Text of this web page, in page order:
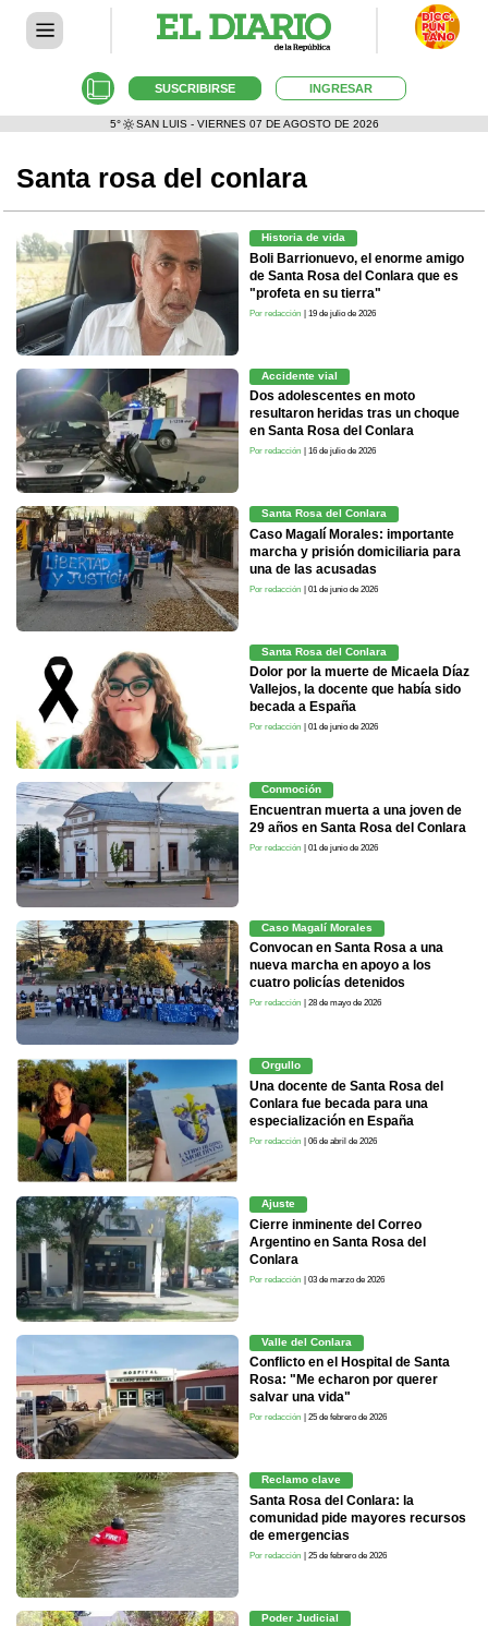
SUSCRIBIRSE INGRESAR
5° SAN LUIS - VIERNES 07 DE AGOSTO DE 2026
Santa rosa del conlara
Historia de vida
Boli Barrionuevo, el enorme amigo
de Santa Rosa del Conlara que es
"profeta en su tierra"
Por redacción | 19 de julio de 2026
Accidente vial
Dos adolescentes en moto
resultaron heridas tras un choque
en Santa Rosa del Conlara
Por redacción | 16 de julio de 2026
Santa Rosa del Conlara
Caso Magalí Morales: importante
marcha y prisión domiciliaria para
una de las acusadas
Por redacción | 01 de junio de 2026
Santa Rosa del Conlara
Dolor por la muerte de Micaela Díaz
Vallejos, la docente que había sido
becada a España
Por redacción | 01 de junio de 2026
Conmoción
Encuentran muerta a una joven de
29 años en Santa Rosa del Conlara
Por redacción | 01 de junio de 2026
Caso Magalí Morales
Convocan en Santa Rosa a una
nueva marcha en apoyo a los
cuatro policías detenidos
Por redacción | 28 de mayo de 2026
Orgullo
Una docente de Santa Rosa del
Conlara fue becada para una
especialización en España
Por redacción | 06 de abril de 2026
Ajuste
Cierre inminente del Correo
Argentino en Santa Rosa del
Conlara
Por redacción | 03 de marzo de 2026
Valle del Conlara
Conflicto en el Hospital de Santa
Rosa: "Me echaron por querer
salvar una vida"
Por redacción | 25 de febrero de 2026
Reclamo clave
Santa Rosa del Conlara: la
comunidad pide mayores recursos
de emergencias
Por redacción | 25 de febrero de 2026
Poder Judicial